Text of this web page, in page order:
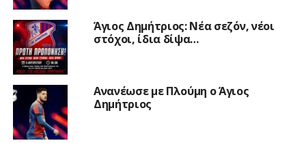
Άγιος Δημήτριος: Νέα σεζόν, νέοι
στόχοι, ίδια δίψα…
Ανανέωσε με Πλούμη ο Άγιος
Δημήτριος